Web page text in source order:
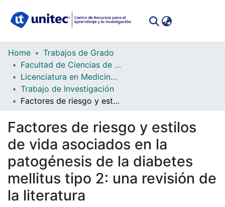
Communities
Collections
All of DSpace
Statistics
Home
Trabajos de Grado
Facultad de Ciencias de la Salud
Licenciatura en Medicina y Cirugía
Trabajo de Investigación
Factores de riesgo y estilos de vida asociados en la patogénesis de la diabetes mellitus tipo 2: una revisión de la literatura
Factores de riesgo y estilos
de vida asociados en la
patogénesis de la diabetes
mellitus tipo 2: una revisión de
la literatura